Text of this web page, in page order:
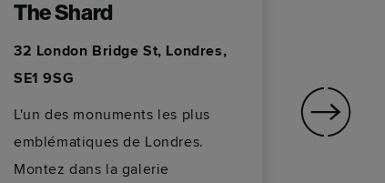
The Shard
32 London Bridge St, Londres,
SE1 9SG
L'un des monuments les plus
emblématiques de Londres.
Montez dans la galerie